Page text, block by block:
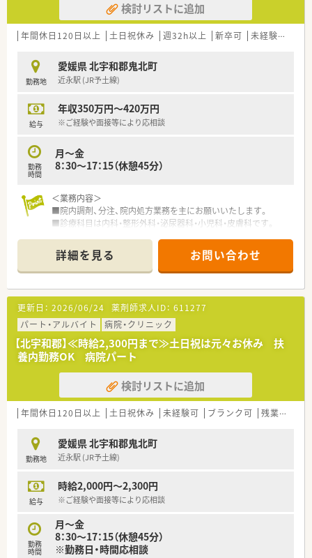
検討リストに追加
年間休日120日以上 土日祝休み 週32h以上 新卒可 未経験可
勤務地
愛媛県 北宇和郡鬼北町
近永駅 (JR予土線)
給与
年収350万円～420万円
※ご経験や面接等により応相談
勤務
時間
月～金
8：30～17：15（休憩45分）
＜業務内容＞
■院内調剤、分注、院内処方業務を主にお願いいたします。
■診療科目は内科・整形外科・泌尿器科・小児科・皮膚科です。
＜研修制度＞
■ご入職後は実務を通じて一連の業務を習得いただきます。
＜こんな病院です＞
■総病床数55床（現在）の一般病院です。
■建物もきれいで、静かな環境。働きやすい職場です。
＜法人特徴＞
■創立60年以上の歴史ある法人です。
病院、診療所の運営など医療の提供だけでなく、障害医療福祉
や知的障害福祉、身体障害福祉、
高齢者福祉、児童福祉、福祉領域に関する相談支援や教育・研
修・研究など、
れました。
■岡山県・愛媛県にて関連施設の運営をされています。
■病院での勤務は未経験だけど、病院薬剤師としてのご勤務を希
望している方
■夜勤なし・残業なしでプライベートとも両立させたい方
等々…少しでも気になった方はお気軽にお問い合わせ下さい。
詳細を見る お問い合わせ
更新日： 2026/06/24 薬剤師求人ID： 611277
パート・アルバイト
病院・クリニック
【北宇和郡】≪時給2,300円まで≫土日祝は元々お休み 扶
養内勤務OK 病院パート
検討リストに追加
年間休日120日以上 土日祝休み 未経験可 ブランク可 残業なし(ほぼなし含む)
勤務地
愛媛県 北宇和郡鬼北町
近永駅 (JR予土線)
給与
時給2,000円～2,300円
※ご経験や面接等により応相談
勤務
時間
月～金
8：30～17：15（休憩45分）
※勤務日・時間応相談